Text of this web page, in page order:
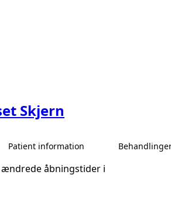
Skjern
Patient information
åbningstider i